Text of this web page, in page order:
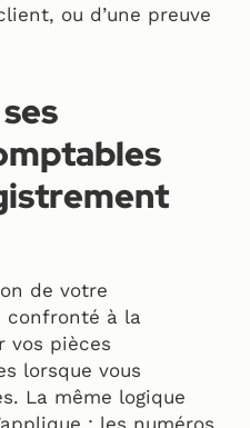
ou d’une preuve
de votre
confronté à la
vos pièces
lorsque vous
La même logique
: les numéros